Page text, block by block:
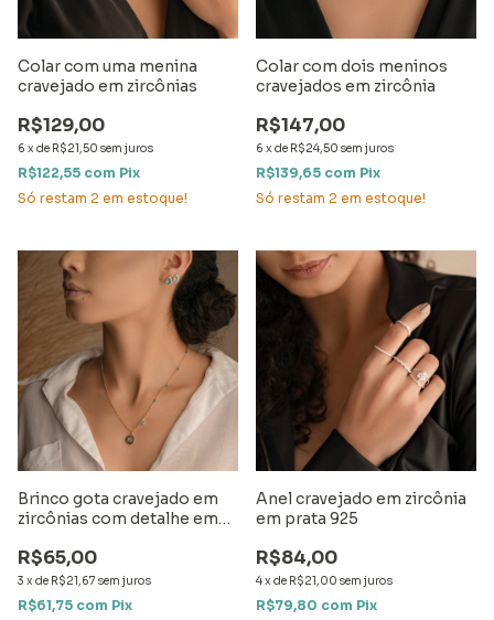
Colar com uma menina
cravejado em zircônias
R$129,00
6 x de R$21,50 sem juros
R$122,55 com Pix
Só restam 2 em estoque!
Colar com dois meninos
cravejados em zircônia
R$147,00
6 x de R$24,50 sem juros
R$139,65 com Pix
Só restam 2 em estoque!
Brinco gota cravejado em
zircônias com detalhe em
R$65,00
3 x de R$21,67 sem juros
R$61,75 com Pix
Anel cravejado em zircônia
em prata 925
R$84,00
4x de R$21,00 sem juros
R$79,80 com Pix